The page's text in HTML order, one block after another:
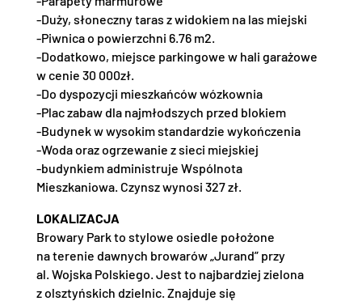
-Duży, słoneczny taras z widokiem na las miejski
-Piwnica o powierzchni 6.76 m2.
-Dodatkowo, miejsce parkingowe w hali garażowe
w cenie 30 000zł.
-Do dyspozycji mieszkańców wózkownia
-Plac zabaw dla najmłodszych przed blokiem
-Budynek w wysokim standardzie wykończenia
-Woda oraz ogrzewanie z sieci miejskiej
-budynkiem administruje Wspólnota
Mieszkaniowa. Czynsz wynosi 327 zł.
LOKALIZACJA
Browary Park to stylowe osiedle położone
na terenie dawnych browarów „Jurand” przy
al. Wojska Polskiego. Jest to najbardziej zielona
z olsztyńskich dzielnic. Znajduje się